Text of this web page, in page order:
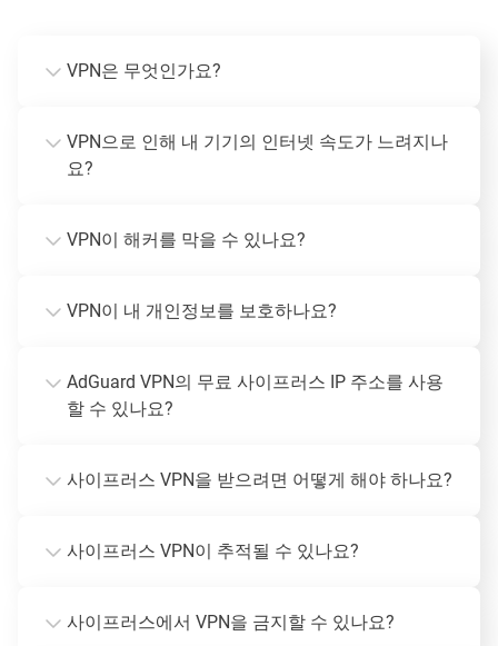
VPN은 무엇인가요?
VPN으로 인해 내 기기의 인터넷 속도가 느려지나
요?
VPN이 해커를 막을 수 있나요?
VPN이 내 개인정보를 보호하나요?
AdGuard VPN의 무료 사이프러스 IP 주소를 사용
할 수 있나요?
사이프러스 VPN을 받으려면 어떻게 해야 하나요?
사이프러스 VPN이 추적될 수 있나요?
사이프러스에서 VPN을 금지할 수 있나요?